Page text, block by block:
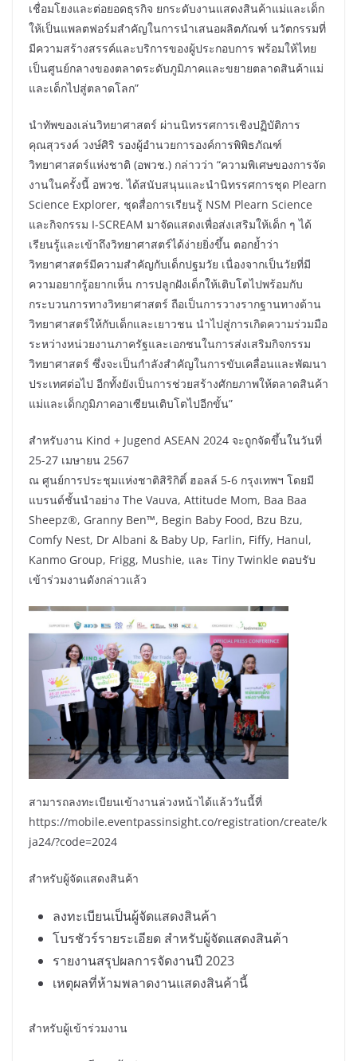
เชื่อมโยงและต่อยอดธุรกิจ ยกระดับงานแสดงสินค้าแม่และเด็ก
ให้เป็นแพลตฟอร์มสำคัญในการนำเสนอผลิตภัณฑ์ นวัตกรรมที่
มีความสร้างสรรค์และบริการของผู้ประกอบการ พร้อมให้ไทย
เป็นศูนย์กลางของตลาดระดับภูมิภาคและขยายตลาดสินค้าแม่
และเด็กไปสู่ตลาดโลก”
นำทัพของเล่นวิทยาศาสตร์ ผ่านนิทรรศการเชิงปฏิบัติการ
คุณสุวรงค์ วงษ์ศิริ รองผู้อำนวยการองค์การพิพิธภัณฑ์
วิทยาศาสตร์แห่งชาติ (อพวช.) กล่าวว่า “ความพิเศษของการจัด
งานในครั้งนี้ อพวช. ได้สนับสนุนและนำนิทรรศการชุด Plearn
Science Explorer, ชุดสื่อการเรียนรู้ NSM Plearn Science
และกิจกรรม I-SCREAM มาจัดแสดงเพื่อส่งเสริมให้เด็ก ๆ ได้
เรียนรู้และเข้าถึงวิทยาศาสตร์ได้ง่ายยิ่งขึ้น ตอกย้ำว่า
วิทยาศาสตร์มีความสำคัญกับเด็กปฐมวัย เนื่องจากเป็นวัยที่มี
ความอยากรู้อยากเห็น การปลูกฝังเด็กให้เติบโตไปพร้อมกับ
กระบวนการทางวิทยาศาสตร์ ถือเป็นการวางรากฐานทางด้าน
วิทยาศาสตร์ให้กับเด็กและเยาวชน นำไปสู่การเกิดความร่วมมือ
ระหว่างหน่วยงานภาครัฐและเอกชนในการส่งเสริมกิจกรรม
วิทยาศาสตร์ ซึ่งจะเป็นกำลังสำคัญในการขับเคลื่อนและพัฒนา
ประเทศต่อไป อีกทั้งยังเป็นการช่วยสร้างศักยภาพให้ตลาดสินค้า
แม่และเด็กภูมิภาคอาเซียนเติบโตไปอีกขั้น”
สำหรับงาน Kind + Jugend ASEAN 2024 จะถูกจัดขึ้นในวันที่
25-27 เมษายน 2567
ณ ศูนย์การประชุมแห่งชาติสิริกิติ์ ฮอลล์ 5-6 กรุงเทพฯ โดยมี
แบรนด์ชั้นนำอย่าง The Vauva, Attitude Mom, Baa Baa
Sheepz®, Granny Ben™, Begin Baby Food, Bzu Bzu,
Comfy Nest, Dr Albani & Baby Up, Farlin, Fiffy, Hanul,
Kanmo Group, Frigg, Mushie, และ Tiny Twinkle ตอบรับ
เข้าร่วมงานดังกล่าวแล้ว
สามารถลงทะเบียนเข้างานล่วงหน้าได้แล้ววันนี้ที่
https://mobile.eventpassinsight.co/registration/create/k
ja24/?code=2024
สำหรับผู้จัดแสดงสินค้า
ลงทะเบียนเป็นผู้จัดแสดงสินค้า
โบรชัวร์รายระเอียด สำหรับผู้จัดแสดงสินค้า
รายงานสรุปผลการจัดงานปี 2023
เหตุผลที่ห้ามพลาดงานแสดงสินค้านี้
สำหรับผู้เข้าร่วมงาน